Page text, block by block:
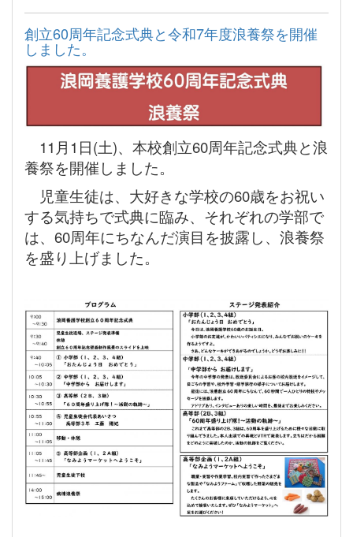
創立60周年記念式典と令和7年度浪養祭を開催
しました。
11月1日(土)、本校創立60周年記念式典と浪
養祭を開催しました。
児童生徒は、大好きな学校の60歳をお祝い
する気持ちで式典に臨み、それぞれの学部で
は、 60周年にちなんだ演目を披露し、浪養祭
を盛り上げました。